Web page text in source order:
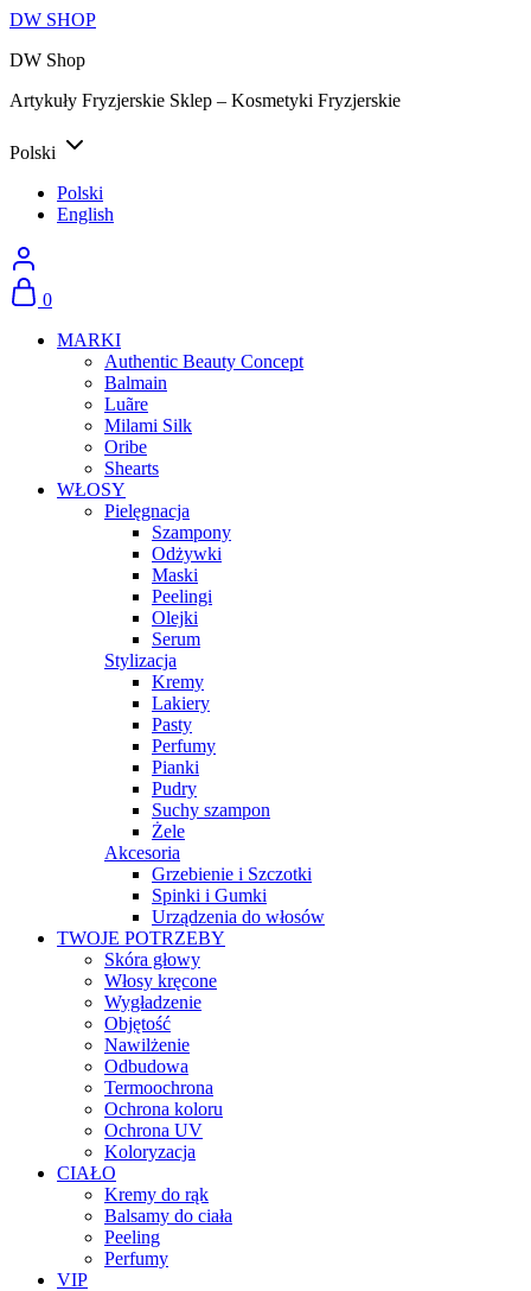
DW SHOP
DW Shop
Artykuły Fryzjerskie Sklep – Kosmetyki Fryzjerskie
Polski
Polski
English
0
MARKI
Authentic Beauty Concept
Balmain
Luãre
Milami Silk
Oribe
Shearts
WŁOSY
Pielęgnacja
Szampony
Odżywki
Maski
Peelingi
Olejki
Serum
Stylizacja
Kremy
Lakiery
Pasty
Perfumy
Pianki
Pudry
Suchy szampon
Żele
Akcesoria
Grzebienie i Szczotki
Spinki i Gumki
Urządzenia do włosów
TWOJE POTRZEBY
Skóra głowy
Włosy kręcone
Wygładzenie
Objętość
Nawilżenie
Odbudowa
Termoochrona
Ochrona koloru
Ochrona UV
Koloryzacja
CIAŁO
Kremy do rąk
Balsamy do ciała
Peeling
Perfumy
VIP